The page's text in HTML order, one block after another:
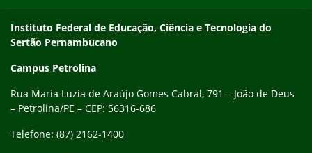
Endereço
Instituto Federal de Educação, Ciência e Tecnologia do
Sertão Pernambucano
Campus Petrolina
Rua Maria Luzia de Araújo Gomes Cabral, 791 – João de Deus
– Petrolina/PE – CEP: 56316-686
Telefone: (87) 2162-1400